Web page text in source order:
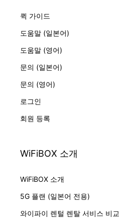
퀵 가이드
도움말 (일본어)
도움말 (영어)
문의 (일본어)
문의 (영어)
로그인
회원 등록
WiFiBOX 소개
WiFiBOX 소개
5G 플랜 (일본어 전용)
와이파이 렌털 렌탈 서비스 비교